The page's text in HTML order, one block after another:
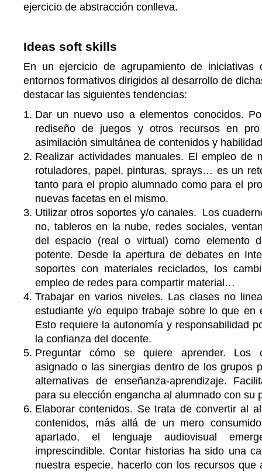
ejercicio de abstracción conlleva.
Ideas soft skills
En un ejercicio de agrupamiento de iniciativas
entornos formativos dirigidos al desarrollo de
destacar las siguientes tendencias:
Dar un nuevo uso a elementos conocidos.
rediseño de juegos y otros recursos en
asimilación simultánea de contenidos y
Realizar actividades manuales. El empleo de
rotuladores, papel, pinturas, sprays… es un
tanto para el propio alumnado como para el
nuevas facetas en el mismo.
Utilizar otros soportes y/o canales. Los
no, tableros en la nube, redes sociales,
del espacio (real o virtual) como elemento
potente. Desde la apertura de debates en
soportes con materiales reciclados, los
empleo de redes para compartir material…
Trabajar en varios niveles. Las clases no
estudiante y/o equipo trabaje sobre lo que en
Esto requiere la autonomía y responsabilidad
la confianza del docente.
Preguntar cómo se quiere aprender. Los
asignado o las sinergias dentro de los grupos
alternativas de enseñanza-aprendizaje.
para su elección engancha al alumnado con su
Elaborar contenidos. Se trata de convertir al
contenidos, más allá de un mero
apartado, el lenguaje audiovisual
imprescindible. Contar historias ha sido una
nuestra especie, hacerlo con los recursos que